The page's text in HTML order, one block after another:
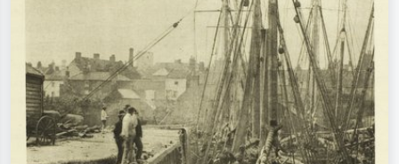
Sternennacht, Impressionismus, Welle
Hokusai, Akt.
Beschreiben Sie die Szene – z.B. Grüne
Wiese, Abstrakt mit viel Rot, Dunkles
Ölgemälde, Stehender Akt neben einem
Baum.